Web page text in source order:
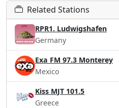
Related Stations
RPR1. Ludwigshafen
Germany
Exa FM 97.3 Monterey
Mexico
Kiss MJT 101.5
Greece